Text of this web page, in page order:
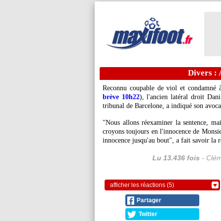
Divers :
Reconnu coupable de viol et
brève 10h22), l'ancien latéral droit
tribunal de Barcelone, a indiqué son
"Nous allons réexaminer la sentence,
croyons toujours en l'innocence de
innocence jusqu'au bout", a fait savoir la
Lu 13.436 fois -
afficher les réactions (5)
Partager
Twitter